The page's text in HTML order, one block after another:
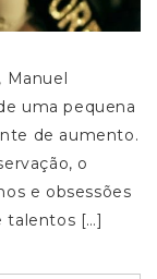
Manuel
uma pequena
de aumento.
o
e obsessões
talentos […]